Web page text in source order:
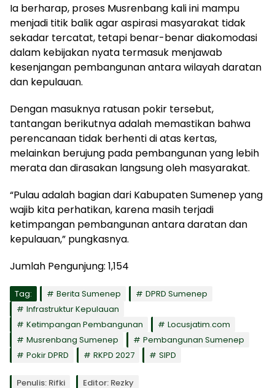
Ia berharap, proses Musrenbang kali ini mampu
menjadi titik balik agar aspirasi masyarakat tidak
sekadar tercatat, tetapi benar-benar diakomodasi
dalam kebijakan nyata termasuk menjawab
kesenjangan pembangunan antara wilayah daratan
dan kepulauan.
Dengan masuknya ratusan pokir tersebut,
tantangan berikutnya adalah memastikan bahwa
perencanaan tidak berhenti di atas kertas,
melainkan berujung pada pembangunan yang lebih
merata dan dirasakan langsung oleh masyarakat.
“Pulau adalah bagian dari Kabupaten Sumenep yang
wajib kita perhatikan, karena masih terjadi
ketimpangan pembangunan antara daratan dan
kepulauan,” pungkasnya.
Jumlah Pengunjung: 1,154
Tag: Berita Sumenep
DPRD Sumenep
Infrastruktur Kepulauan
Ketimpangan Pembangunan
Locusjatim.com
Musrenbang Sumenep
Pembangunan Sumenep
Pokir DPRD
RKPD 2027 SIPD
Penulis: Rifki Editor: Rezky